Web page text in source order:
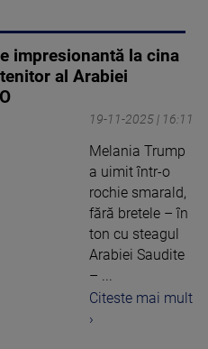
impresionantă la cina
al Arabiei
19-11-2025 | 16:11
Melania Trump
a uimit într-o
rochie smarald,
fără bretele – în
ton cu steagul
Arabiei Saudite
– ...
Citeste mai mult
›